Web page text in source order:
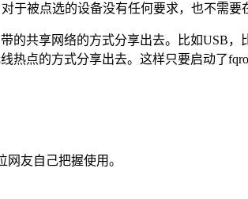
于被点选的设备没有任何要求，也不需要
共享网络的方式分享出去。比如USB
点的方式分享出去。这样只要启动了
友自己把握使用。